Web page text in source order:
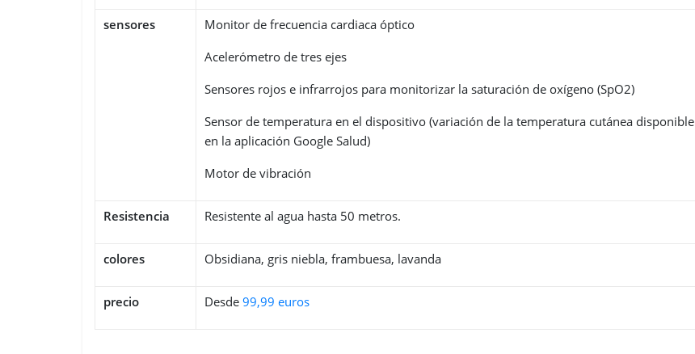
sensores
Monitor de frecuencia cardiaca óptico
Acelerómetro de tres ejes
Sensores rojos e infrarrojos para monitorizar la saturación de oxígeno (SpO2)
Sensor de temperatura en el dispositivo (variación de la temperatura cutánea disponible
en la aplicación Google Salud)
Motor de vibración
Resistencia Resistente al agua hasta 50 metros.
colores Obsidiana, gris niebla, frambuesa, lavanda
precio Desde 99,99 euros